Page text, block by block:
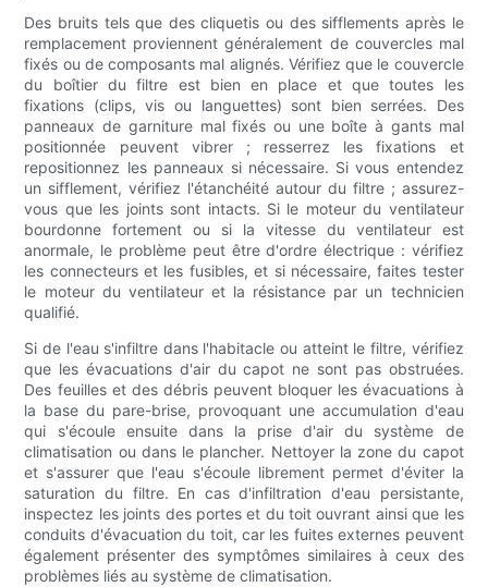
Des bruits tels que des cliquetis ou des sifflements après le
remplacement proviennent généralement de couvercles mal
fixés ou de composants mal alignés. Vérifiez que le couvercle
du boîtier du filtre est bien en place et que toutes les
fixations (clips, vis ou languettes) sont bien serrées. Des
panneaux de garniture mal fixés ou une boîte à gants mal
positionnée peuvent vibrer ; resserrez les fixations et
repositionnez les panneaux si nécessaire. Si vous entendez
un sifflement, vérifiez l'étanchéité autour du filtre ; assurez-
vous que les joints sont intacts. Si le moteur du ventilateur
bourdonne fortement ou si la vitesse du ventilateur est
anormale, le problème peut être d'ordre électrique : vérifiez
les connecteurs et les fusibles, et si nécessaire, faites tester
le moteur du ventilateur et la résistance par un technicien
qualifié.
Si de l'eau s'infiltre dans l'habitacle ou atteint le filtre, vérifiez
que les évacuations d'air du capot ne sont pas obstruées.
Des feuilles et des débris peuvent bloquer les évacuations à
la base du pare-brise, provoquant une accumulation d'eau
qui s'écoule ensuite dans la prise d'air du système de
climatisation ou dans le plancher. Nettoyer la zone du capot
et s'assurer que l'eau s'écoule librement permet d'éviter la
saturation du filtre. En cas d'infiltration d'eau persistante,
inspectez les joints des portes et du toit ouvrant ainsi que les
conduits d'évacuation du toit, car les fuites externes peuvent
également présenter des symptômes similaires à ceux des
problèmes liés au système de climatisation.